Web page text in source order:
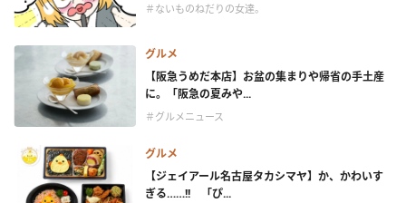
＃ないものねだりの女達。
グルメ
【阪急うめだ本店】お盆の集まりや帰省の手土産
に。「阪急の夏みや...
＃グルメニュース
グルメ
【ジェイアール名古屋タカシマヤ】か、かわいす
ぎる……!! 「ぴ...